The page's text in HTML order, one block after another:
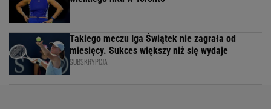
Takiego meczu Iga Świątek nie zagrała od
miesięcy. Sukces większy niż się wydaje
SUBSKRYPCJA